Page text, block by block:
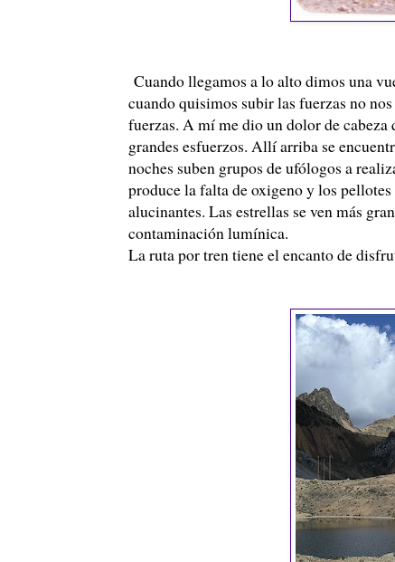
Cuando llegamos a lo alto dimos una
cuando quisimos subir las fuerzas no
fuerzas. A mí me dio un dolor de cabeza
grandes esfuerzos. Allí arriba se
noches suben grupos deufólogos a
produce la falta de oxigeno y los pellotes
alucinantes. Las estrellas se ven más
contaminación lumínica.
La ruta por tren tiene el encanto de